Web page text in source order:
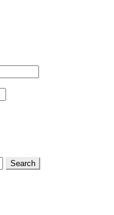
Search